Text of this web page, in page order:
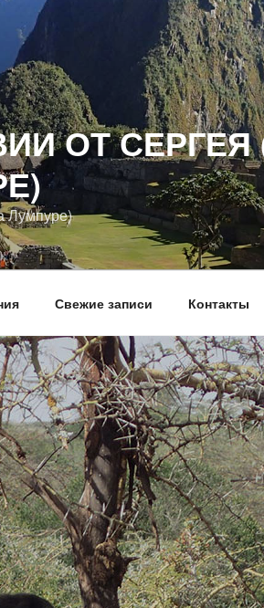
ОТ СЕРГЕЯ
Лумпуре)
Свежие записи Контакты